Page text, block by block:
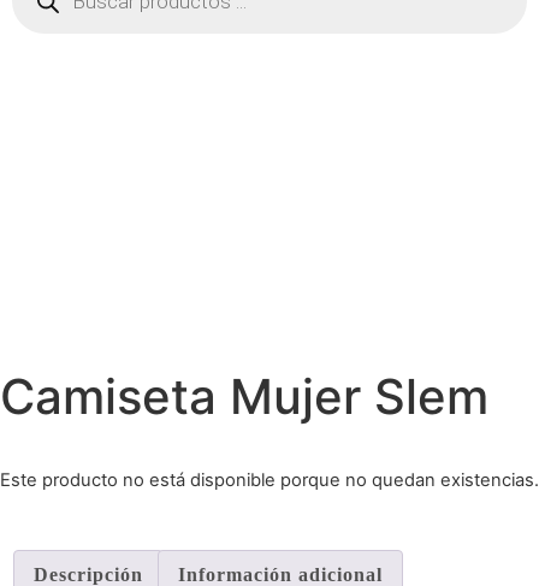
Camiseta Mujer Slem
Este producto no está disponible porque no quedan existencias.
Descripción Información adicional